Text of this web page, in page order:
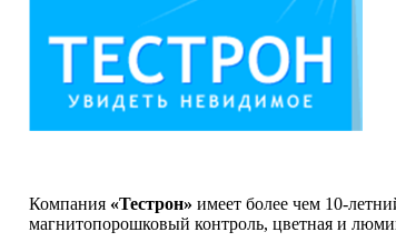
Компания «Тестрон» имеет более чем 10-
магнитопорошковый контроль, цветная и